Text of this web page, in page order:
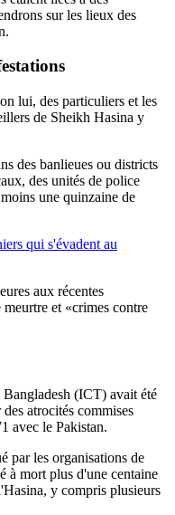
sur les lieux des
lui, des particuliers et les
de Sheikh Hasina y
des banlieues ou districts
des unités de police
une quinzaine de
qui s'évadent au
aux récentes
et «crimes contre
(ICT) avait été
atrocités commises
avec le Pakistan.
par les organisations de
à mort plus d'une centaine
y compris plusieurs